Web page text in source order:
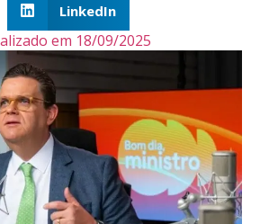
LinkedIn
em 18/09/2025